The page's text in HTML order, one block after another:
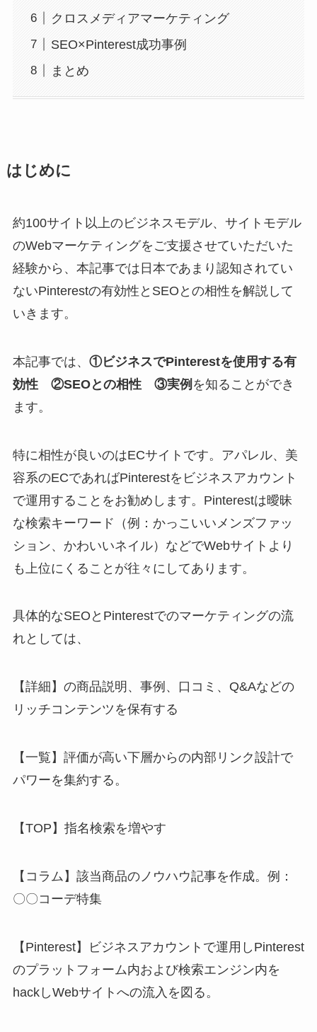
クロスメディアマーケティング
SEO×Pinterest成功事例
まとめ
はじめに
約100サイト以上のビジネスモデル、サイトモデル
のWebマーケティングをご支援させていただいた
経験から、本記事では日本であまり認知されてい
ないPinterestの有効性とSEOとの相性を解説して
いきます。
本記事では、 ①ビジネスでPinterestを使用する有
効性 ②SEOとの相性 ③実例 を知ることができ
ます。
特に相性が良いのはECサイトです。アパレル、美
容系のECであればPinterestをビジネスアカウント
で運用することをお勧めします。Pinterestは曖昧
な検索キーワード（例：かっこいいメンズファッ
ション、かわいいネイル）などでWebサイトより
も上位にくることが往々にしてあります。
具体的なSEOとPinterestでのマーケティングの流
れとしては、
【詳細】の商品説明、事例、口コミ、Q&Aなどの
リッチコンテンツを保有する
【一覧】評価が高い下層からの内部リンク設計で
パワーを集約する。
【TOP】指名検索を増やす
【コラム】該当商品のノウハウ記事を作成。例：
〇〇コーデ特集
【Pinterest】ビジネスアカウントで運用しPinterest
のプラットフォーム内および検索エンジン内を
hackしWebサイトへの流入を図る。